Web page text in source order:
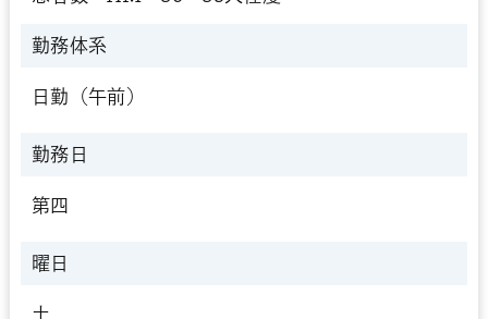
勤務体系
日勤（午前）
勤務日
第四
曜日
土